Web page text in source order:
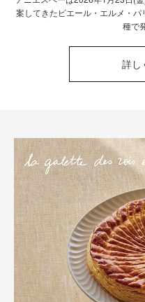
案してきたピエール・エルメ・
種で
詳し